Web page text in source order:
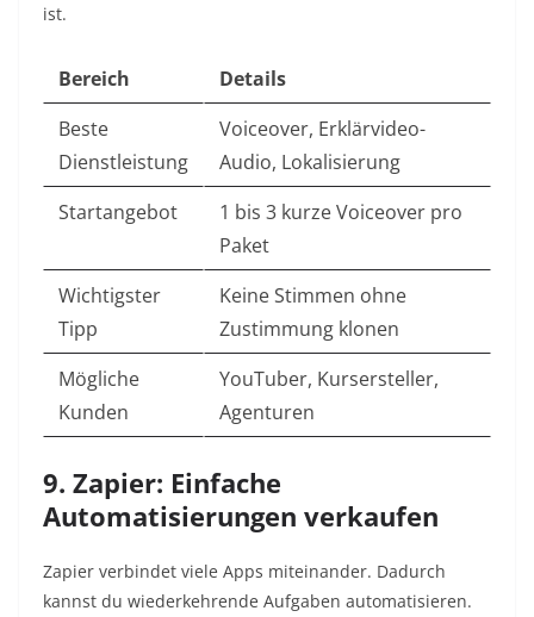
ist.
Bereich
Details
Beste
Dienstleistung
Voiceover, Erklärvideo-
Audio, Lokalisierung
Startangebot
1 bis 3 kurze Voiceover pro
Paket
Wichtigster
Tipp
Keine Stimmen ohne
Zustimmung klonen
Mögliche
Kunden
YouTuber, Kursersteller,
Agenturen
9. Zapier: Einfache
Automatisierungen verkaufen
Zapier verbindet viele Apps miteinander. Dadurch
kannst du wiederkehrende Aufgaben automatisieren.